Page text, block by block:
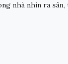
nhà nhìn ra sân,